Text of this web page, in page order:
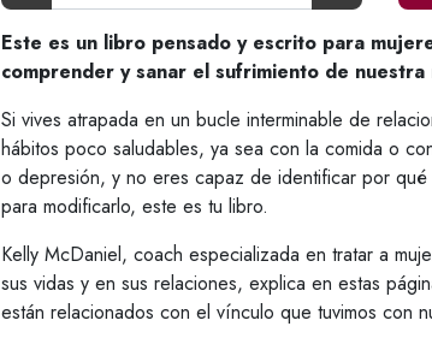
Este es un libro pensado y escrito para
comprender y sanar el sufrimiento de
Si vives atrapada en un bucle interminable de
hábitos poco saludables, ya sea con la comida o
o depresión, y no eres capaz de identificar por
para modificarlo, este es tu libro.
Kelly McDaniel, coach especializada en tratar a
sus vidas y en sus relaciones, explica en estas
están relacionados con el vínculo que tuvimos con